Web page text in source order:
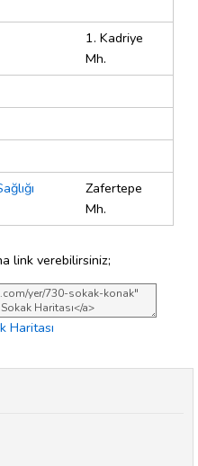
1. Kadriye
Mh.
Zafertepe
Mh.
link verebilirsiniz;
Haritası